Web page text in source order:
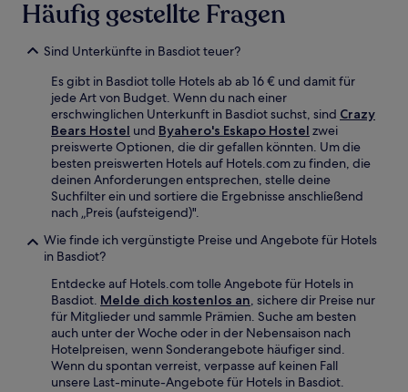
Häufig gestellte Fragen
Sind Unterkünfte in Basdiot teuer?
Es gibt in Basdiot tolle Hotels ab ab 16 € und damit für
jede Art von Budget. Wenn du nach einer
erschwinglichen Unterkunft in Basdiot suchst, sind Crazy
Bears Hostel und Byahero's Eskapo Hostel zwei
preiswerte Optionen, die dir gefallen könnten. Um die
besten preiswerten Hotels auf Hotels.com zu finden, die
deinen Anforderungen entsprechen, stelle deine
Suchfilter ein und sortiere die Ergebnisse anschließend
nach „Preis (aufsteigend)".
Wie finde ich vergünstigte Preise und Angebote für Hotels
in Basdiot?
Entdecke auf Hotels.com tolle Angebote für Hotels in
Basdiot. Melde dich kostenlos an, sichere dir Preise nur
für Mitglieder und sammle Prämien. Suche am besten
auch unter der Woche oder in der Nebensaison nach
Hotelpreisen, wenn Sonderangebote häufiger sind.
Wenn du spontan verreist, verpasse auf keinen Fall
unsere Last-minute-Angebote für Hotels in Basdiot.